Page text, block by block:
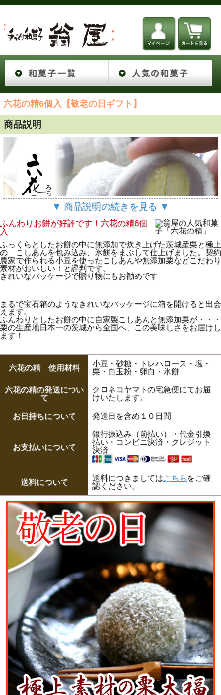
六花の精6個入【敬老の日ギフト】
商品説明
▼ 商品説明の続きを見る ▼
ふんわりお餅が好評です！六花の精6個
入
ふっくらとしたお餅の中に無添加で炊き上げた茨城産栗と極上
の こしあんを包み込み、氷餅をまぶして仕上げました。契約
農家で作られる小豆を使ったこしあんや無添加栗などこだわり
素材がおいしい！と評判です。
きれいなパッケージで贈り物にもお勧めです
まるで宝石箱のようなきれいなパッケージに箱を開けると出会
えます。
ふんわりとしたお餅の中に自家製こしあんと無添加栗が・・・
栗の生産地日本一の茨城から全国へ、この美味しさをお届けし
ます！
六花の精 使用材料
小豆・砂糖・トレハロース・塩・
栗・白玉粉・卵白・氷餅
六花の精の発送につい
て
クロネコヤマトの宅急便にてお届
けいたします。
お日持ちについて 発送日を含め１０日間
お支払いについて
銀行振込み（前払い）・代金引換
払い・コンビニ決済・クレジット
決済
送料について 送料につきましてはこちら をご確
認ください。